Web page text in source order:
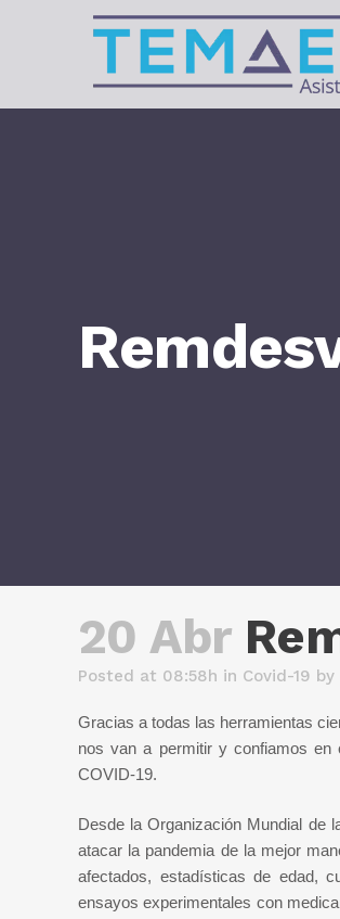
20 Abr
Posted at 08:58h in Covid-19 by
Gracias a todas las herramientas
nos van a permitir y confiamos en
COVID-19.
Desde la Organización Mundial de
atacar la pandemia de la mejor
afectados, estadísticas de edad,
ensayos experimentales con